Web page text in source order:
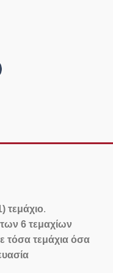
τεμάχιο.
6 τεμαχίων
τόσα τεμάχια όσα